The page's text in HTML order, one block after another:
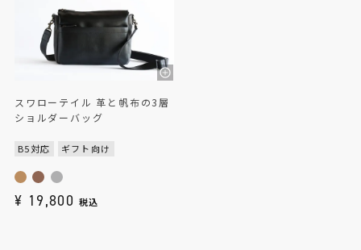
スワローテイル 革と帆布の3層
ショルダーバッグ
B5対応 ギフト向け
¥ 19,800 税込